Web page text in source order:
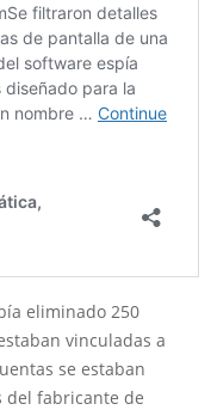
eliminado 250
vinculadas a
se estaban
del fabricante de